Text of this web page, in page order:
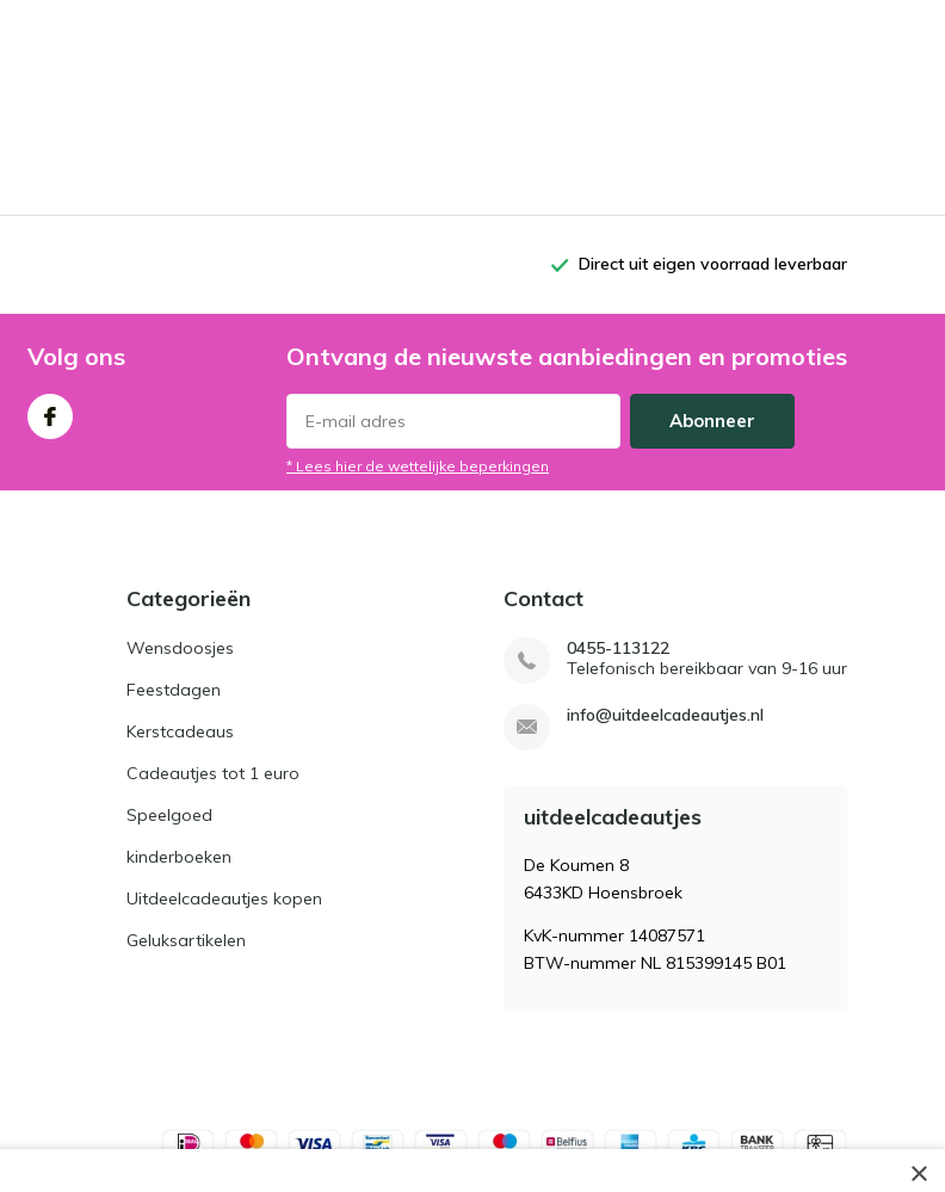
Direct uit eigen voorraad leverbaar
Volg ons Ontvang de nieuwste aanbiedingen en promoties
Abonneer
* Lees hier de wettelijke beperkingen
Categorieën
Wensdoosjes
Feestdagen
Kerstcadeaus
Cadeautjes tot 1 euro
Speelgoed
kinderboeken
Uitdeelcadeautjes kopen
Geluksartikelen
Contact
0455-113122
Telefonisch bereikbaar van 9-16 uur
info@uitdeelcadeautjes.nl
uitdeelcadeautjes
De Koumen 8
6433KD Hoensbroek
KvK-nummer 14087571
BTW-nummer NL 815399145 B01
×